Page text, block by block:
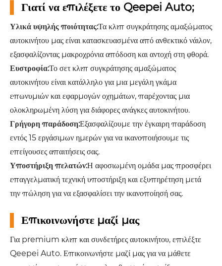
Γιατί να επιλέξετε το Qeepei Auto;
Υλικά υψηλής ποιότητας:Τα κλιπ συγκράτησης αμαξώματος
αυτοκινήτου μας είναι κατασκευασμένα από ανθεκτικό νάιλον,
εξασφαλίζοντας μακροχρόνια απόδοση και αντοχή στη φθορά.
Ευστροφία:Το σετ κλιπ συγκράτησης αμαξώματος
αυτοκινήτου είναι κατάλληλο για μια μεγάλη γκάμα
επωνυμιών και εφαρμογών οχημάτων, παρέχοντας μια
ολοκληρωμένη λύση για διάφορες ανάγκες αυτοκινήτου.
Γρήγορη παράδοση:Εξασφαλίζουμε την έγκαιρη παράδοση
εντός 15 εργάσιμων ημερών για να ικανοποιήσουμε τις
επείγουσες απαιτήσεις σας.
Υποστήριξη πελατών:Η αφοσιωμένη ομάδα μας προσφέρει
επαγγελματική τεχνική υποστήριξη και εξυπηρέτηση μετά
την πώληση για να εξασφαλίσει την ικανοποίησή σας.
Επικοινωνήστε μαζί μας
Για premium κλιπ και συνδετήρες αυτοκινήτου, επιλέξτε
Qeepei Auto. Επικοινωνήστε μαζί μας για να μάθετε